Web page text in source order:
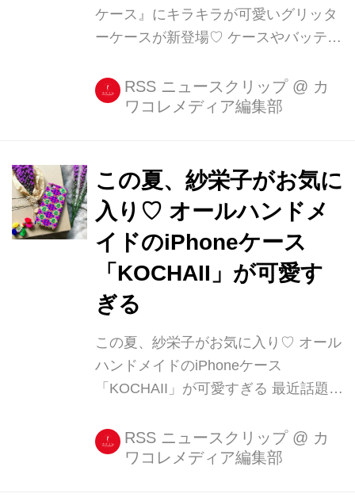
ケース』にキラキラが可愛いグリッタ
ーケースが新登場♡ ケースやバッテリ
オリジナルスマホアクセを作れるアプ
リ『デザインケース』。 そんな個性派
したよ♪ キラキラと可愛いくてス [...]
RSS ニュースクリップ @ カ
ワコレメディア編集部
この夏、紗栄子がお気に
入り♡ オールハンドメ
イドのiPhoneケース
「KOCHAII」が可愛す
ぎる
この夏、紗栄子がお気に入り♡ オール
ハンドメイドのiPhoneケース
「KOCHAII」が可愛すぎる 最近話題に
iPhoneケース。 「可愛すぎる!」との
声が殺到したiPhoneケースは、
RSS ニュースクリップ @ カ
ワコレメディア編集部